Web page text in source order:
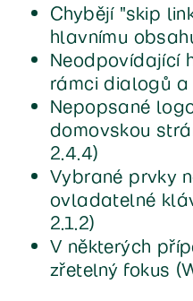
Chybějí "skip
hlavnímu
Neodpovídající
rámci dialogů a
Nepopsané
domovskou
2.4.4)
Vybrané prvky
ovladatelné
2.1.2)
V některých
zřetelný fokus